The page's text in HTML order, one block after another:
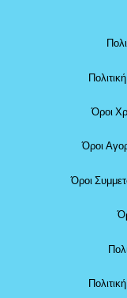
Όροι
Όροι
Όροι